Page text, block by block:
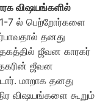
விஷயங்களில்
7 ல் பெற்றோர்களை
தனது
ஜீவன காரகர்
ஜீவன
மாறாக தனது
விஷயங்களை கூறும்